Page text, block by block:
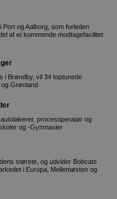
og Aalborg, som forleden
af et kommende modtagefacilitet
i Brøndby, vil 34 toptunede
Grønland
procesoperatør og
og -Gymnasier
største, og udvider Bobcats
i Europa, Mellemøsten og